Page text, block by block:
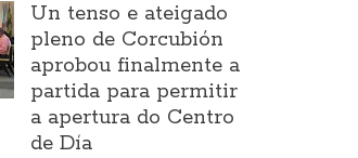
Un tenso e ateigado
pleno de Corcubión
aprobou finalmente a
partida para permitir
a apertura do Centro
de Día